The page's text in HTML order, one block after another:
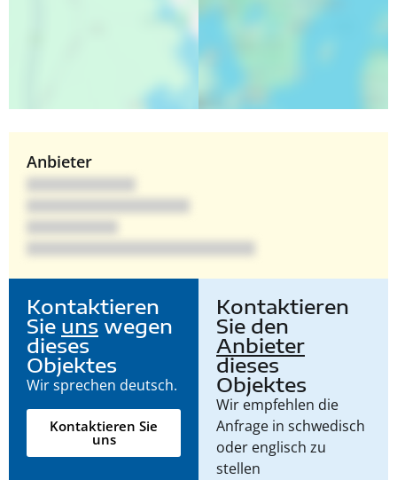
Anbieter
Kontaktieren
Sie uns wegen
dieses
Objektes
Wir sprechen deutsch.
Kontaktieren Sie
uns
Kontaktieren
Sie den
Anbieter
dieses
Objektes
Wir empfehlen die
Anfrage in schwedisch
oder englisch zu
stellen